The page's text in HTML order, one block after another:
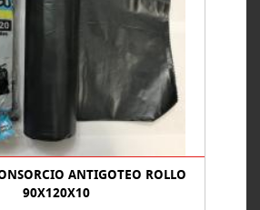
ANTIGOTEO ROLLO
90X120X10